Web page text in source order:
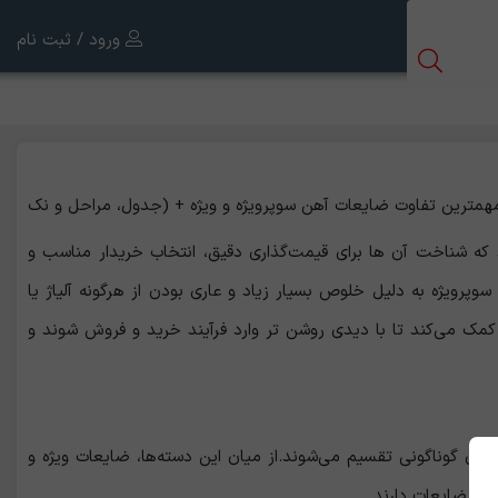
ورود / ثبت نام
شناخت آن‌ ها برای قیمت‌گذاری دقیق، انتخاب خریدار مناسب و
به دلیل خلوص بسیار زیاد و عاری بودن از هرگونه آلیاژ یا
کمک می‌کند تا با دیدی روشن تر وارد فرآیند خرید و فروش شوند و
گوناگونی تقسیم می‌شوند.از میان این دسته‌ها، ضایعات ویژه و